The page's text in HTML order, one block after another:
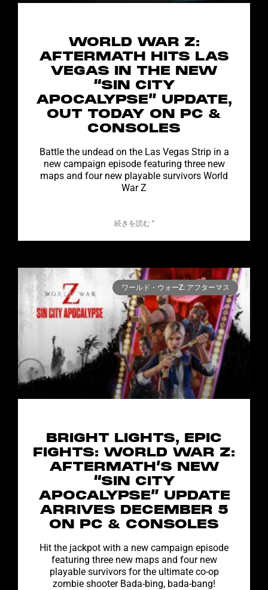
WORLD WAR Z:
AFTERMATH HITS LAS
VEGAS IN THE NEW
“SIN CITY
APOCALYPSE” UPDATE,
OUT TODAY ON PC &
CONSOLES
Battle the undead on the Las Vegas Strip in a
new campaign episode featuring three new
maps and four new playable survivors World
War Z
続きを読む "
ワールド・ウォーZ: アフターマス
BRIGHT LIGHTS, EPIC
FIGHTS: WORLD WAR Z:
AFTERMATH’S NEW
“SIN CITY
APOCALYPSE” UPDATE
ARRIVES DECEMBER 5
ON PC & CONSOLES
Hit the jackpot with a new campaign episode
featuring three new maps and four new
playable survivors for the ultimate co-op
zombie shooter Bada-bing, bada-bang!